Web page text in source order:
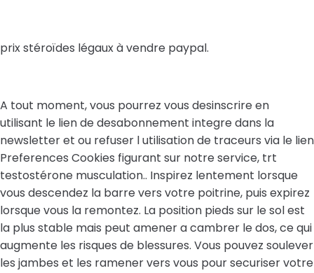
prix stéroïdes légaux à vendre paypal.
A tout moment, vous pourrez vous desinscrire en
utilisant le lien de desabonnement integre dans la
newsletter et ou refuser l utilisation de traceurs via le lien
Preferences Cookies figurant sur notre service, trt
testostérone musculation.. Inspirez lentement lorsque
vous descendez la barre vers votre poitrine, puis expirez
lorsque vous la remontez. La position pieds sur le sol est
la plus stable mais peut amener a cambrer le dos, ce qui
augmente les risques de blessures. Vous pouvez soulever
les jambes et les ramener vers vous pour securiser votre